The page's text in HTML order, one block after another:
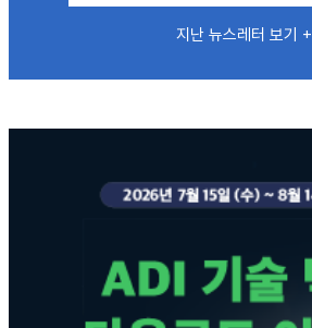
지난 뉴스레터 보기 +